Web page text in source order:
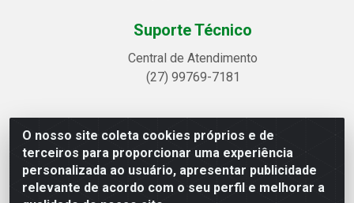
O nosso site coleta cookies próprios e de
terceiros para proporcionar uma experiência
personalizada ao usuário, apresentar publicidade
relevante de acordo com o seu perfil e melhorar a
Suporte Técnico
Central de Atendimento
(27) 99769-7181
Linhavix Distribuidora LTDA - Avenida Alegre, 2521 -
Quadra314 Lote 05 e 07 - Shell, Linhares/ES - CEP
29.901-605 - CNPJ 20.857.514/0001-75